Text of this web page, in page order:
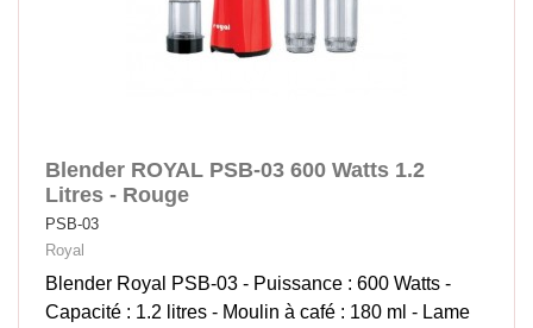
Blender ROYAL PSB-03 600 Watts 1.2
Litres - Rouge
PSB-03
Royal
Blender Royal PSB-03 - Puissance : 600 Watts -
Capacité : 1.2 litres - Moulin à café : 180 ml - Lame